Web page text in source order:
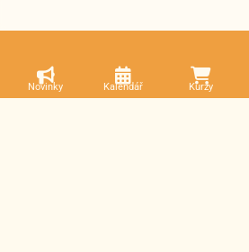
Novinky Kalendář Kurzy